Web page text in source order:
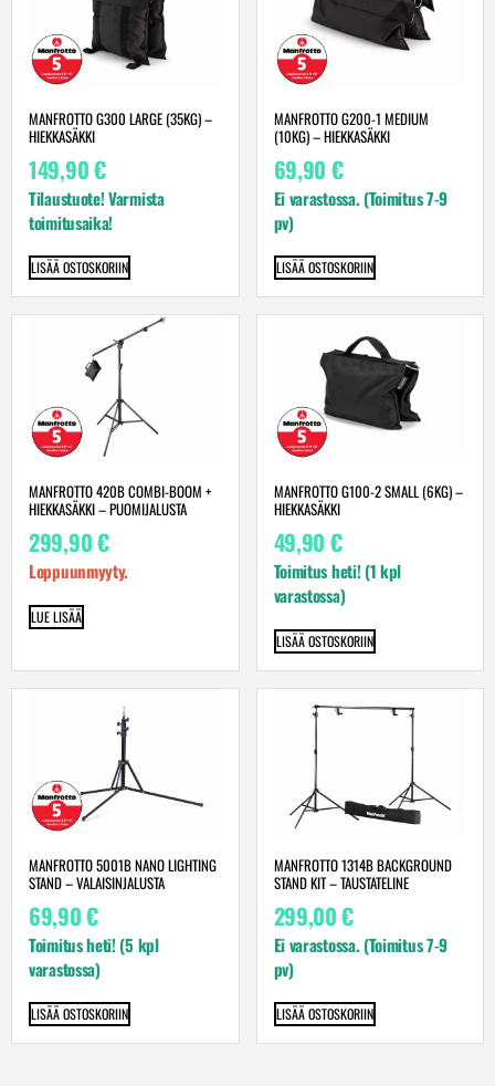
MANFROTTO G300 LARGE (35KG) –
HIEKKASÄKKI
149,90€
Tilaustuote! Varmista
toimitusaika!
LISÄÄ OSTOSKORIIN
MANFROTTO G200-1 MEDIUM
(10KG) – HIEKKASÄKKI
69,90 €
Ei varastossa. (Toimitus 7-9
pv)
LISÄÄ OSTOSKORIIN
MANFROTTO 420B COMBI-BOOM +
HIEKKASÄKKI – PUOMIJALUSTA
299,90€
Loppuunmyyty.
LUE LISÄÄ
MANFROTTO G100-2 SMALL (6KG) –
HIEKKASÄKKI
49,90 €
Toimitus heti! (1 kpl
varastossa)
LISÄÄ OSTOSKORIIN
MANFROTTO 5001B NANO LIGHTING
STAND – VALAISINJALUSTA
69,90€
Toimitus heti! (5 kpl
varastossa)
LISÄÄ OSTOSKORIIN
MANFROTTO 1314B BACKGROUND
STAND KIT – TAUSTATELINE
299,00€
Ei varastossa. (Toimitus 7-9
pv)
LISÄÄ OSTOSKORIIN